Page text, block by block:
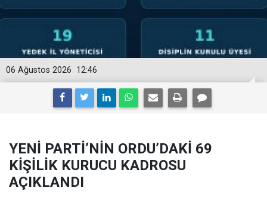
12:46
06 Ağustos 2026
YENİ PARTİ’NİN ORDU’DAKİ 69
KİŞİLİK KURUCU KADROSU
AÇIKLANDI